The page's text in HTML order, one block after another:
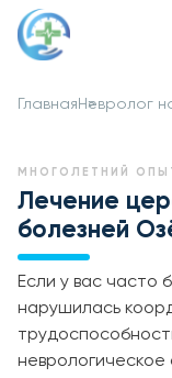
Главная Невролог
МНОГОЛЕТНИЙ
Лечение
болезней
Если у вас часто
нарушилась
неврологическое